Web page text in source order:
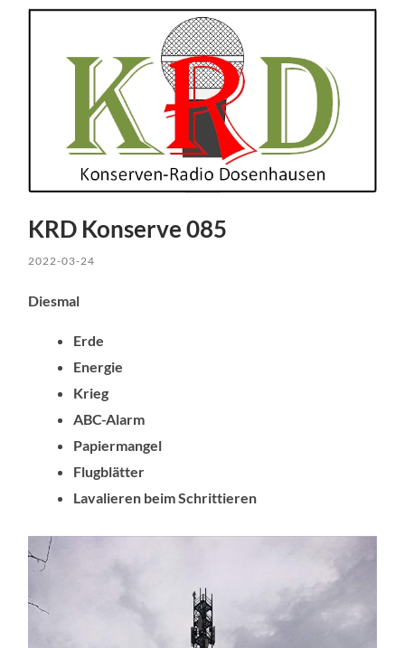
KRD Konserve 085
2022-03-24
Diesmal
Erde
Energie
Krieg
ABC-Alarm
Papiermangel
Flugblätter
Lavalieren beim Schrittieren